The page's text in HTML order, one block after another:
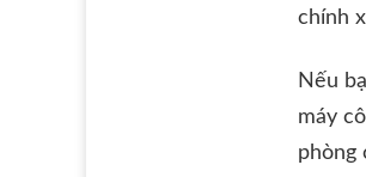
chính
Nếu
máy
phòng